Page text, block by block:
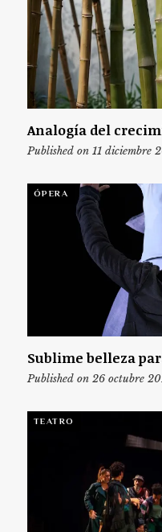
Analogía del
Published on 11 diciembre
ÓPERA
Sublime belleza
Published on 26 octubre
TEATRO